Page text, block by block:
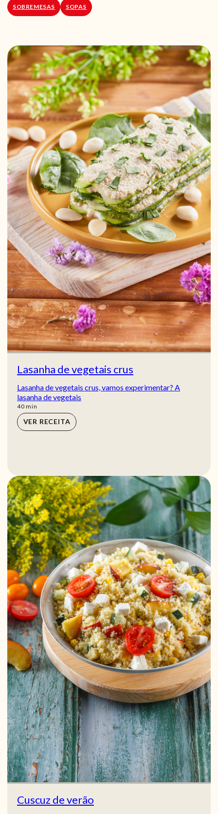
SOBREMESAS SOPAS
Lasanha de vegetais crus
Lasanha de vegetais crus, vamos experimentar? A
lasanha de vegetais
40min
min
VER RECEITA
Cuscuz de verão